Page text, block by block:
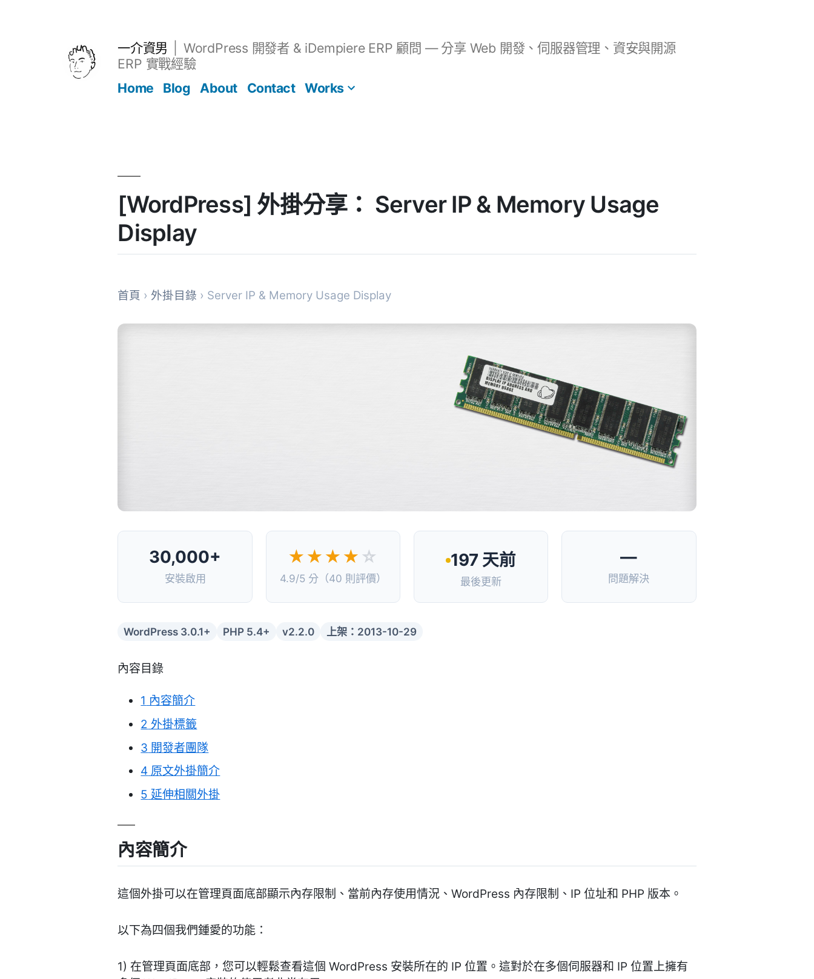
一介資男
WordPress 開發者 & iDempiere ERP 顧問 — 分享 Web 開發、伺服器管理、資安與開源
ERP 實戰經驗
Home
Blog About Contact Works
[WordPress] 外掛分享： Server IP & Memory Usage
Display
首頁 › 外掛目錄 › Server IP & Memory Usage Display
30,000+
安裝啟用
★★★★ ☆
4.9/5 分（40 則評價）
197 天前
最後更新
—
問題解決
WordPress 3.0.1+ PHP 5.4+ v2.2.0 上架：2013-10-29
內容目錄
1 內容簡介
2 外掛標籤
3 開發者團隊
4 原文外掛簡介
5 延伸相關外掛
內容簡介
這個外掛可以在管理頁面底部顯示內存限制、當前內存使用情況、WordPress 內存限制、IP 位址和 PHP 版本。
以下為四個我們鍾愛的功能：
1) 在管理頁面底部，您可以輕鬆查看這個 WordPress 安裝所在的 IP 位置。這對於在多個伺服器和 IP 位置上擁有